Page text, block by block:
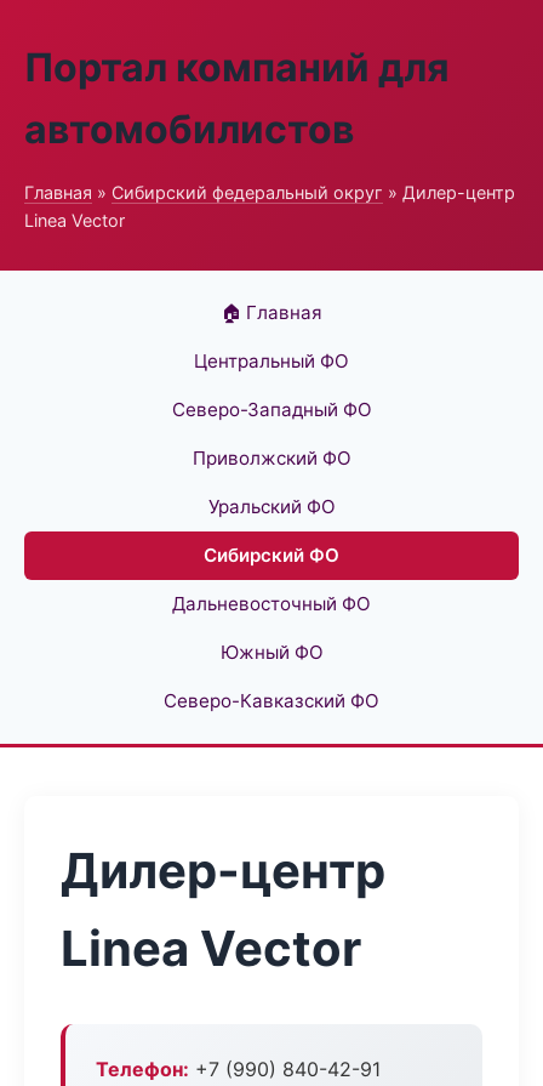
Портал компаний для
автомобилистов
Главная » Сибирский федеральный округ » Дилер-центр
Linea Vector
🏠 Главная
Центральный ФО
Северо-Западный ФО
Приволжский ФО
Уральский ФО
Сибирский ФО
Дальневосточный ФО
Южный ФО
Северо-Кавказский ФО
Дилер-центр
Linea Vector
Телефон: +7 (990) 840-42-91